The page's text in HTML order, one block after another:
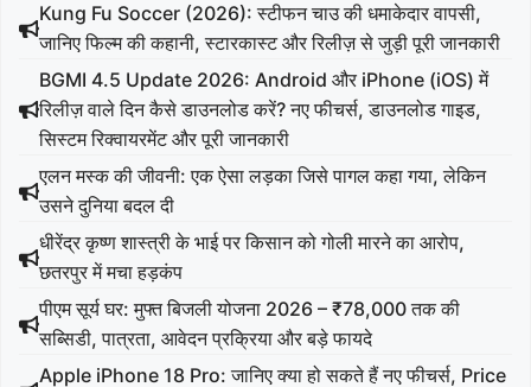
Kung Fu Soccer (2026): स्टीफन चाउ की धमाकेदार वापसी,
जानिए फिल्म की कहानी, स्टारकास्ट और रिलीज़ से जुड़ी पूरी जानकारी
BGMI 4.5 Update 2026: Android और iPhone (iOS) में
रिलीज़ वाले दिन कैसे डाउनलोड करें? नए फीचर्स, डाउनलोड गाइड,
सिस्टम रिक्वायरमेंट और पूरी जानकारी
एलन मस्क की जीवनी: एक ऐसा लड़का जिसे पागल कहा गया, लेकिन
उसने दुनिया बदल दी
धीरेंद्र कृष्ण शास्त्री के भाई पर किसान को गोली मारने का आरोप,
छतरपुर में मचा हड़कंप
पीएम सूर्य घर: मुफ्त बिजली योजना 2026 – ₹78,000 तक की
सब्सिडी, पात्रता, आवेदन प्रक्रिया और बड़े फायदे
Apple iPhone 18 Pro: जानिए क्या हो सकते हैं नए फीचर्स, Price